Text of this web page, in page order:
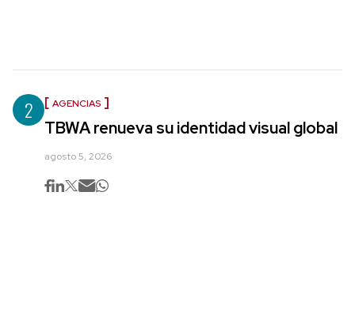
2 AGENCIAS
TBWA renueva su identidad visual global
agosto 5, 2026